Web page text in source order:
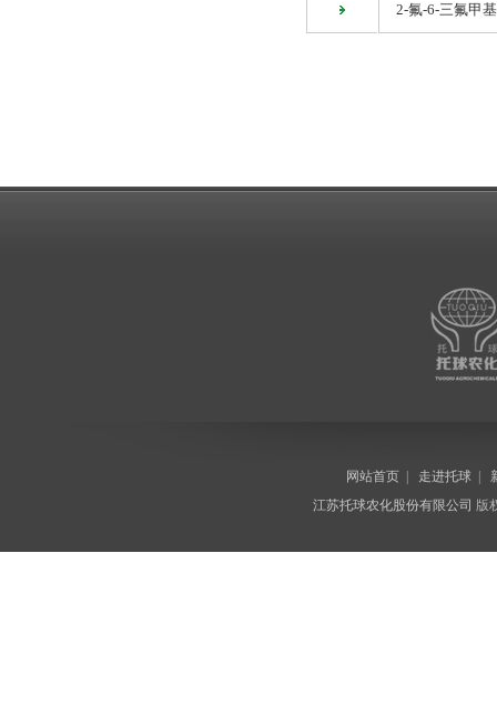
2-氟-6-三氟甲
网站首页| 走进托球|
江苏托球农化股份有限公司 版